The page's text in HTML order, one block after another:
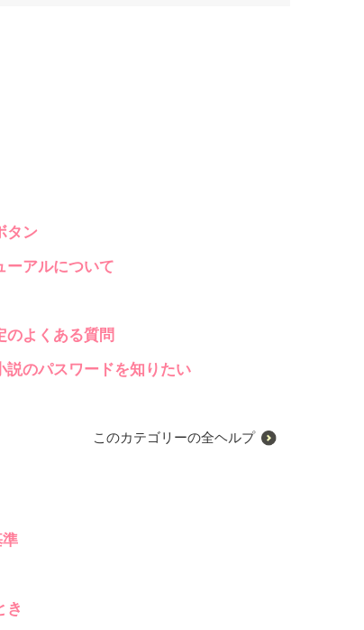
タン
ーアルについて
のよくある質問
説のパスワードを知りたい
このカテゴリーの全ヘルプ
き